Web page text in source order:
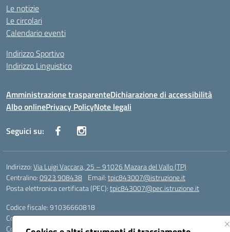
Le notizie
Le circolari
Calendario eventi
Indirizzo Sportivo
Indirizzo Linguistico
Amministrazione trasparenteDichiarazione di accessibilità
Albo onlinePrivacy PolicyNote legali
Seguici su:
Indirizzo:Via Luigi Vaccara, 25 – 91026 Mazara del Vallo (TP)
Centralino:0923 908438 Email:tpic843007@istruzione.it
Posta elettronica certificata (PEC):tpic843007@pec.istruzione.it
Codice fiscale: 91036660818
Codice meccanografico:tpic843007
Codice Indice delle Pubbliche Amministrazioni (IPA): icggp